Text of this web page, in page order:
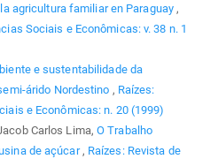
agricultura familiar en Paraguay ,
Sociais e Econômicas: v. 38 n. 1
e sustentabilidade da
árido Nordestino , Raízes:
e Econômicas: n. 20 (1999)
Carlos Lima,O Trabalho
de açúcar , Raízes: Revista de